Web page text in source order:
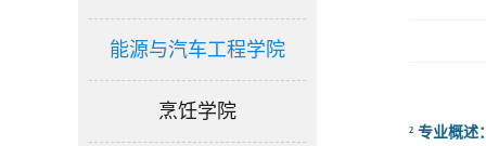
能源与汽车工程学院
烹饪学院
² 专业概述